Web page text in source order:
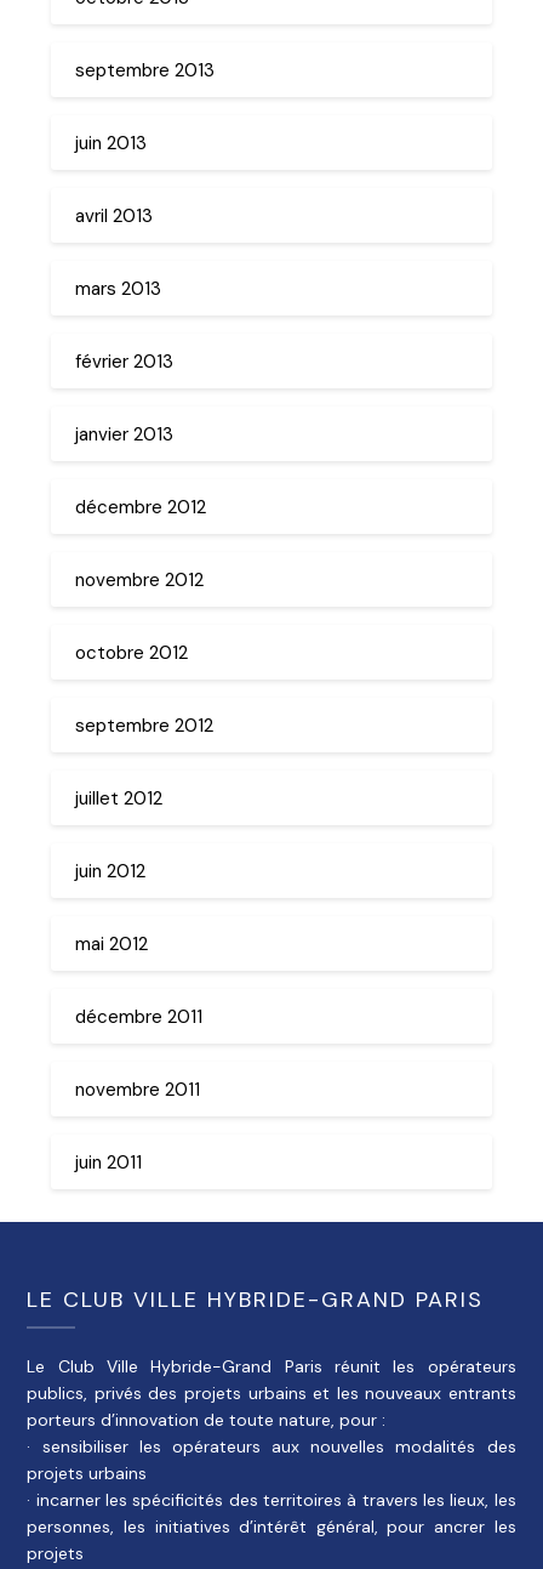
septembre 2013
juin 2013
avril 2013
mars 2013
février 2013
janvier 2013
décembre 2012
novembre 2012
octobre 2012
septembre 2012
juillet 2012
juin 2012
mai 2012
décembre 2011
novembre 2011
juin 2011
LE CLUB VILLE HYBRIDE-GRAND PARIS
Le Club Ville Hybride-Grand Paris réunit les opérateurs
publics, privés des projets urbains et les nouveaux entrants
porteurs d’innovation de toute nature, pour :
· sensibiliser les opérateurs aux nouvelles modalités des
projets urbains
· incarner les spécificités des territoires à travers les lieux, les
personnes, les initiatives d’intérêt général, pour ancrer les
projets